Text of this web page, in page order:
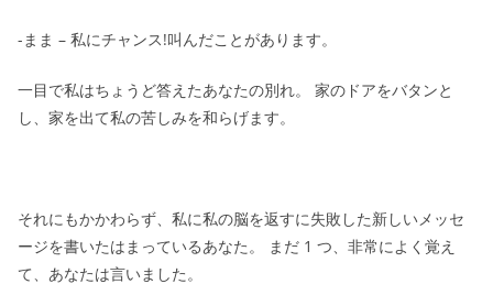
-まま – 私にチャンス!叫んだことがあります。
一目で私はちょうど答えたあなたの別れ。 家のドアをバタンと
し、家を出て私の苦しみを和らげます。
それにもかかわらず、私に私の脳を返すに失敗した新しいメッセ
ージを書いたはまっているあなた。 まだ 1 つ、非常によく覚え
て、あなたは言いました。